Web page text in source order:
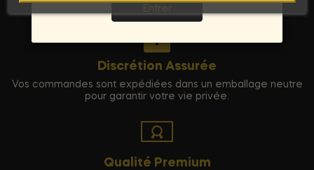
Discrétion Assurée
Vos commandes sont expédiées dans un emballage neutre
pour garantir votre vie privée.
Qualité Premium